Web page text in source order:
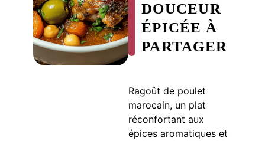
DOUCEUR
ÉPICÉE À
PARTAGER
Ragoût de poulet
marocain, un plat
réconfortant aux
épices aromatiques et